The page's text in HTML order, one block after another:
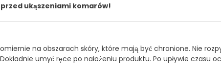
ukąszeniami komarów!
na obszarach skóry, które mają być chronione. Nie
umyć ręce po nałożeniu produktu. Po upływie czasu